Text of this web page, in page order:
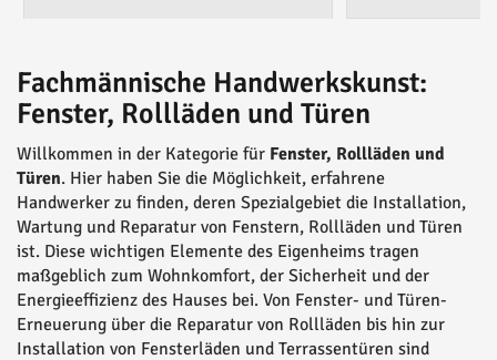
Fachmännische Handwerkskunst:
Fenster, Rollläden und Türen
Willkommen in der Kategorie für Fenster, Rollläden und
Türen. Hier haben Sie die Möglichkeit, erfahrene
Handwerker zu finden, deren Spezialgebiet die Installation,
Wartung und Reparatur von Fenstern, Rollläden und Türen
ist. Diese wichtigen Elemente des Eigenheims tragen
maßgeblich zum Wohnkomfort, der Sicherheit und der
Energieeffizienz des Hauses bei. Von Fenster- und Türen-
Erneuerung über die Reparatur von Rollläden bis hin zur
Installation von Fensterläden und Terrassentüren sind